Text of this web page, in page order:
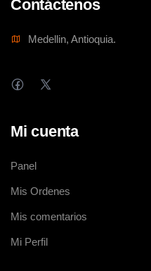
Contáctenos
Medellin, Antioquia.
Mi cuenta
Panel
Mis Ordenes
Mis comentarios
Mi Perfil